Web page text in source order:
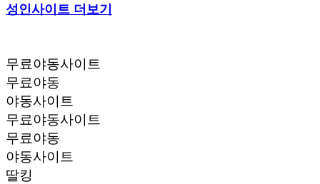
성인사이트 더보기
무료야동사이트
무료야동
야동사이트
무료야동사이트
무료야동
야동사이트
딸킹